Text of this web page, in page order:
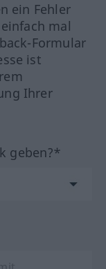
ein Fehler
mal
Formular
ist
Ihrer
geben?*